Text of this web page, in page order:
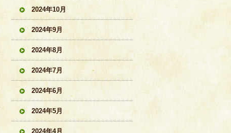
2024年10月
2024年9月
2024年8月
2024年7月
2024年6月
2024年5月
2024年4月